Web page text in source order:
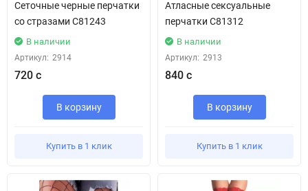
Сеточные черные перчатки
со стразами С81243
В наличии
Артикул: 2914
720 с
В корзину
Купить в 1 клик
Атласные сексуальные
перчатки С81312
В наличии
Артикул: 2913
840 с
В корзину
Купить в 1 клик